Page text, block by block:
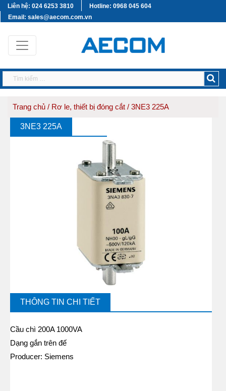
Liên hệ: 024 6253 3810
Hotline: 0968 045 604
Email: sales@aecom.com.vn
Trang chủ / Rơ le, thiết bị đóng cắt / 3NE3 225A
3NE3 225A
THÔNG TIN CHI TIẾT
Cầu chì 200A 1000VA
Dạng gắn trên đế
Producer: Siemens